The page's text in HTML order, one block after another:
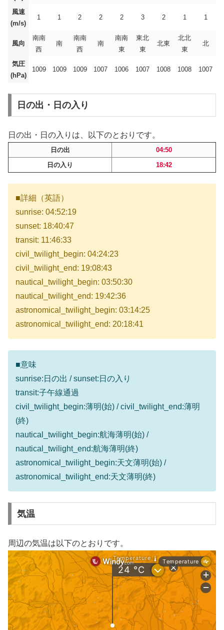
風速
(m/s)
1 1 2 2 2 3 2 1 1
風向
南南
西
南
南南
西
南
南南
東
東北
東
北東
北北
東
北
気圧
(hPa)
1009 1009 1009 1007 1006 1007 1008 1008 1007
日の出・日の入り
日の出・日の入りは、以下のとおりです。
日の出
04:50
日の入り
18:42
■詳細（英語）
sunrise: 04:52:19
sunset: 18:40:47
transit: 11:46:33
civil_twilight_begin: 04:24:23
civil_twilight_end: 19:08:43
nautical_twilight_begin: 03:50:30
nautical_twilight_end: 19:42:36
astronomical_twilight_begin: 03:14:25
astronomical_twilight_end: 20:18:41
■意味
sunrise:日の出 / sunset:日の入り
transit:子午線通過
civil_twilight_begin:薄明(始) / civil_twilight_end:薄明
(終)
nautical_twilight_begin:航海薄明(始) /
nautical_twilight_end:航海薄明(終)
astronomical_twilight_begin:天文薄明(始) /
astronomical_twilight_end:天文薄明(終)
気温
周辺の気温は以下のとおりです。